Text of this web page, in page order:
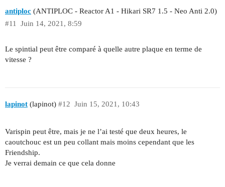
antiploc (ANTIPLOC - Reactor A1 - Hikari SR7 1.5 - Neo Anti 2.0)
Juin 14, 2021, 8:59
#11
Le spintial peut être comparé à quelle autre plaque en terme de
vitesse ?
lapinot (lapinot) Juin 15, 2021, 10:43
#12
Varispin peut être, mais je ne l’ai testé que deux heures, le
caoutchouc est un peu collant mais moins cependant que les
Friendship.
Je verrai demain ce que cela donne